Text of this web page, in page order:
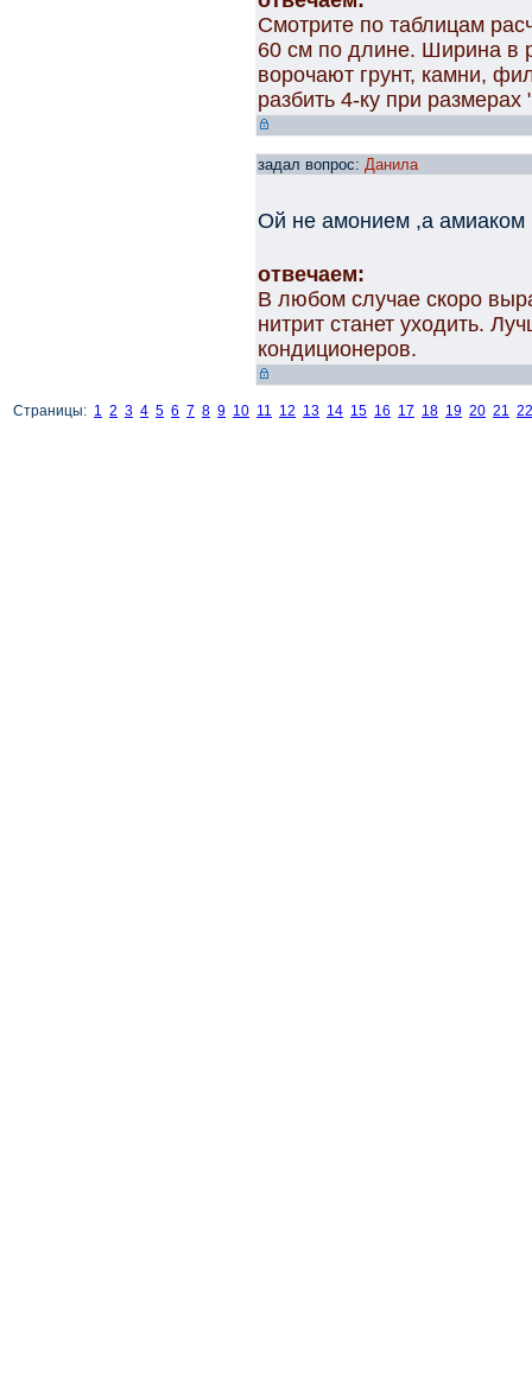
Смотрите по таблицам
60 см по длине. Ширина в
ворочают грунт, камни,
разбить 4-ку при
задал вопрос: Данила
Ой не амонием ,а амиаком
отвечаем:
В любом случае скоро
нитрит станет уходить.
кондиционеров.
Страницы: 1 2 3 4 5 6 7 8 9 10 11 12 13 14 15 16 17 18 19 20 21 22